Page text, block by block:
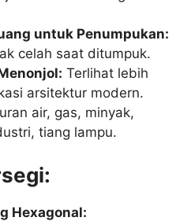
untuk Penumpukan:
celah saat ditumpuk.
Terlihat lebih
arsitektur modern.
air, gas, minyak,
tiang lampu.
Hexagonal: